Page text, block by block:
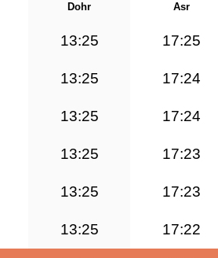
Dohr Asr
13:25 17:25
13:25 17:24
13:25 17:24
13:25 17:23
13:25 17:23
13:25 17:22